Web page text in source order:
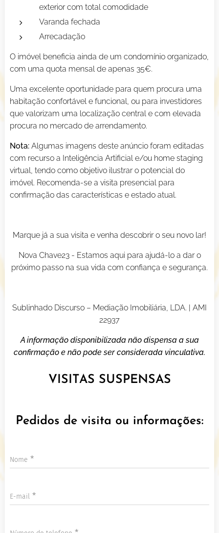
exterior com total comodidade
Varanda fechada
Arrecadação
O imóvel beneficia ainda de um condomínio organizado,
com uma quota mensal de apenas 35€.
Uma excelente oportunidade para quem procura uma
habitação confortável e funcional, ou para investidores
que valorizam uma localização central e com elevada
procura no mercado de arrendamento.
Nota: Algumas imagens deste anúncio foram editadas
com recurso a Inteligência Artificial e/ou home staging
virtual, tendo como objetivo ilustrar o potencial do
imóvel. Recomenda-se a visita presencial para
confirmação das características e estado atual.
Marque já a sua visita e venha descobrir o seu novo lar!
Nova Chave23 - Estamos aqui para ajudá-lo a dar o
próximo passo na sua vida com confiança e segurança.
Sublinhado Discurso – Mediação Imobiliária, LDA. | AMI
22937
A informação disponibilizada não dispensa a sua
confirmação e não pode ser considerada vinculativa.
VISITAS SUSPENSAS
Pedidos de visita ou informações:
Nome
E-mail